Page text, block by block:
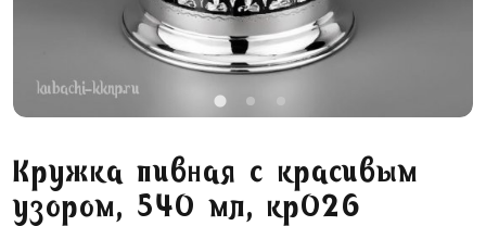
Кружка пивная с красивым
узором, 540 мл, кр026